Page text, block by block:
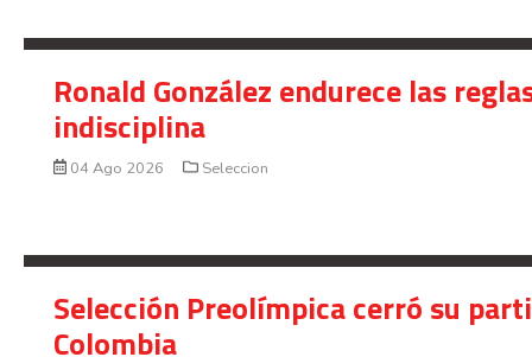
Ronald González endurece las
indisciplina
04 Ago 2026 Seleccion
Selección Preolímpica cerró su
Colombia